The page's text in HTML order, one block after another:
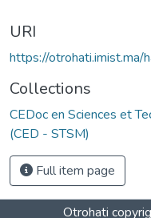
URI
https://
Collections
CEDoc en Sciences et
(CED - STSM)
Full item page
Otrohati